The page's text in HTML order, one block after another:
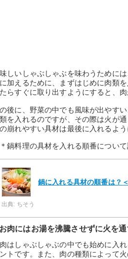
しいしゃぶしゃぶを味わうために
加えるために、まずはじめに肉類
らすぐに取り出すようにすると、
後に、野菜の中でも風味が出やす
を入れるのですが、その際は火が
崩れやすい具材は最後に入れるよう
＊鍋料理の具材を入れる順番につい
鍋に入れる具材の順番は？
出典: ちそう
お肉にはお湯を沸騰させずに火を
はしゃぶしゃぶの中でも始めに入
トです。また、肉の種類によって